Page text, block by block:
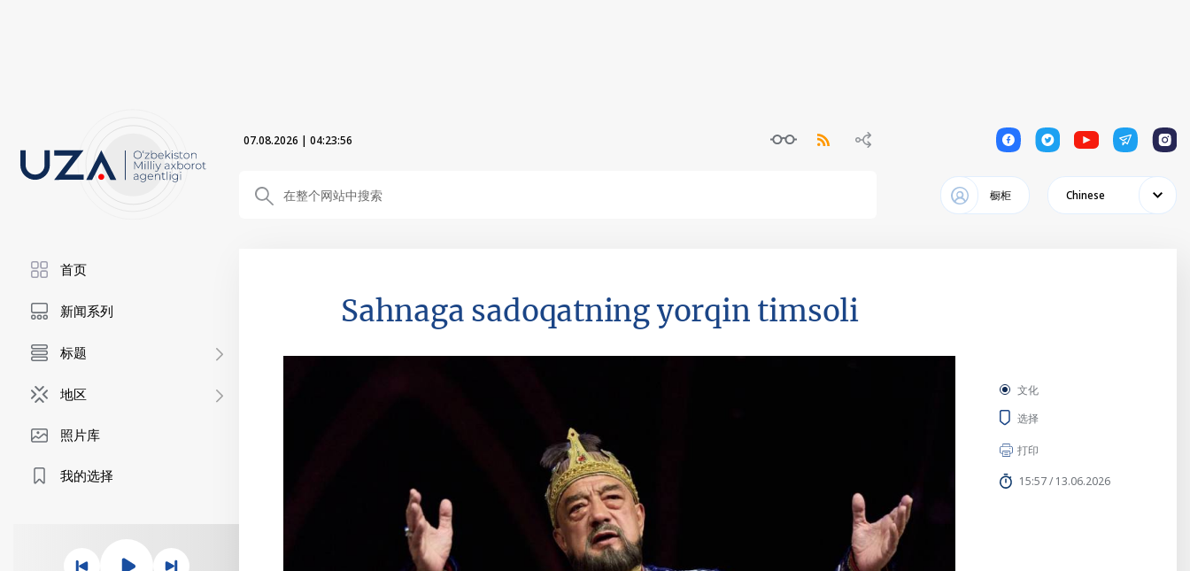
07.08.2026 | 04:23:57 1 1 1 1 1
橱柜 Chinese
首页
新闻系列
标题
地区
照片库
我的选择
Sahnaga sadoqatning yorqin timsoli
文化
选择
打印
15:57 / 13.06.2026